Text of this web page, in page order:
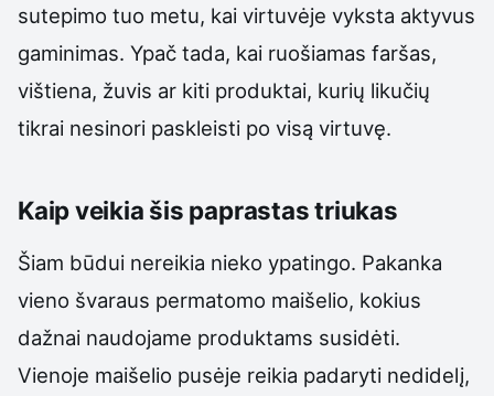
sutepimo tuo metu, kai virtuvėje vyksta aktyvus
gaminimas. Ypač tada, kai ruošiamas faršas,
vištiena, žuvis ar kiti produktai, kurių likučių
tikrai nesinori paskleisti po visą virtuvę.
Kaip veikia šis paprastas triukas
Šiam būdui nereikia nieko ypatingo. Pakanka
vieno švaraus permatomo maišelio, kokius
dažnai naudojame produktams susidėti.
Vienoje maišelio pusėje reikia padaryti nedidelį,